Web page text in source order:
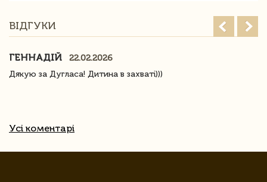
ВІДГУКИ
ГЕННАДІЙ
22.02.2026
Дякую за Дугласа! Дитина в захваті)))
Усі коментарі